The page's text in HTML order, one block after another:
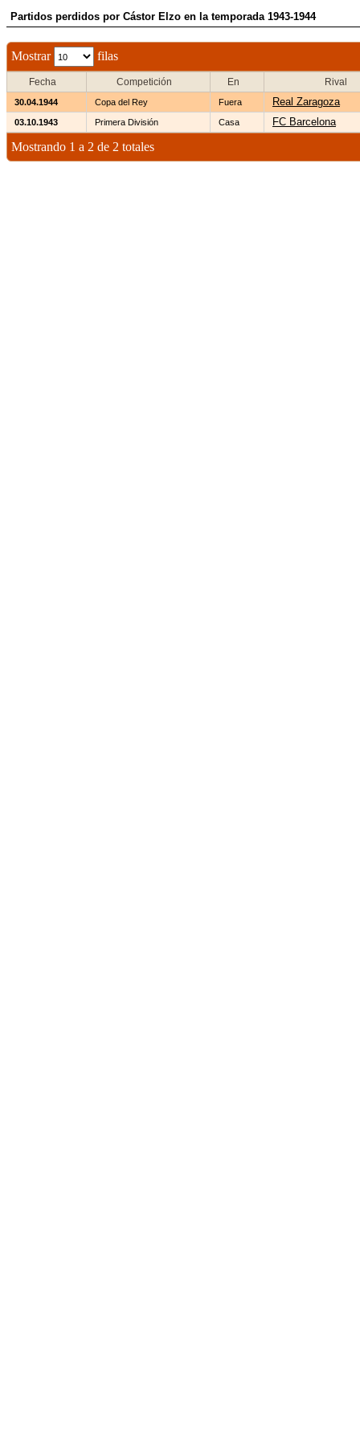
Partidos perdidos por Cástor Elzo en la temporada 1943-1944
Mostrar filas
Fecha Competición En Rival
30.04.1944 Copa del Rey Fuera Real Zaragoza
03.10.1943 Primera División Casa FC Barcelona
Mostrando 1 a 2 de 2 totales